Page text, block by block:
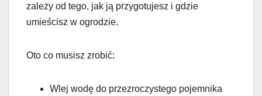
zależy od tego, jak ją przygotujesz i gdzie
umieścisz w ogrodzie.
Oto co musisz zrobić:
Wlej wodę do przezroczystego pojemnika